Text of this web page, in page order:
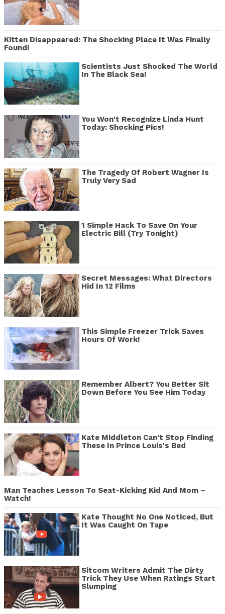
Kitten Disappeared: The Shocking Place It Was Finally
Found!
Scientists Just Shocked The World
In The Black Sea!
You Won't Recognize Linda Hunt
Today: Shocking Pics!
The Tragedy Of Robert Wagner Is
Truly Very Sad
1 Simple Hack To Save On Your
Electric Bill (Try Tonight)
Secret Messages: What Directors
Hid In 12 Films
This Simple Freezer Trick Saves
Hours Of Work!
Remember Albert? You Better Sit
Down Before You See Him Today
Kate Middleton Can't Stop Finding
These In Prince Louis's Bed
Man Teaches Lesson To Seat-Kicking Kid And Mom –
Watch!
Kate Thought No One Noticed, But
It Was Caught On Tape
Sitcom Writers Admit The Dirty
Trick They Use When Ratings Start
Slumping